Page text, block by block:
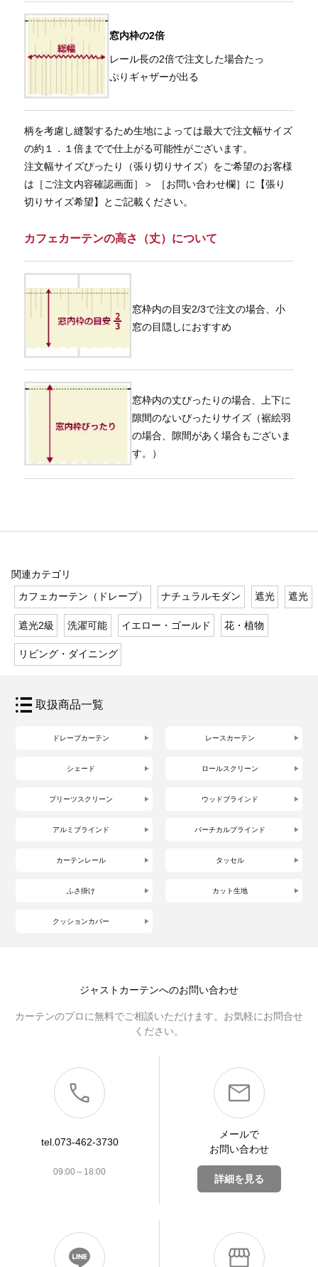
窓内枠の2倍
レール長の2倍で注文した場合たっ
ぷりギャザーが出る
柄を考慮し縫製するため生地によっては最大で注文幅サイズ
の約１．１倍までで仕上がる可能性がございます。
注文幅サイズぴったり（張り切りサイズ）をご希望のお客様
は［ご注文内容確認画面］＞ ［お問い合わせ欄］に【張り
切りサイズ希望】とご記載ください。
カフェカーテンの高さ（丈）について
窓枠内の目安2/3で注文の場合、小
窓の目隠しにおすすめ
窓枠内の丈ぴったりの場合、上下に
隙間のないぴったりサイズ（裾絵羽
の場合、隙間があく場合もございま
す。）
関連カテゴリ
カフェカーテン（ドレープ）
ナチュラルモダン 遮光 遮光
遮光2級 洗濯可能 イエロー・ゴールド 花・植物
リビング・ダイニング
取扱商品一覧
ドレープカーテン レースカーテン
シェード ロールスクリーン
プリーツスクリーン ウッドブラインド
アルミブラインド バーチカルブラインド
カーテンレール タッセル
ふさ掛け カット生地
クッションカバー
ジャストカーテンへのお問い合わせ
カーテンのプロに無料でご相談いただけます。お気軽にお問合せ
ください。
tel.073-462-3730
09:00～18:00
メールで
お問い合わせ
詳細を見る